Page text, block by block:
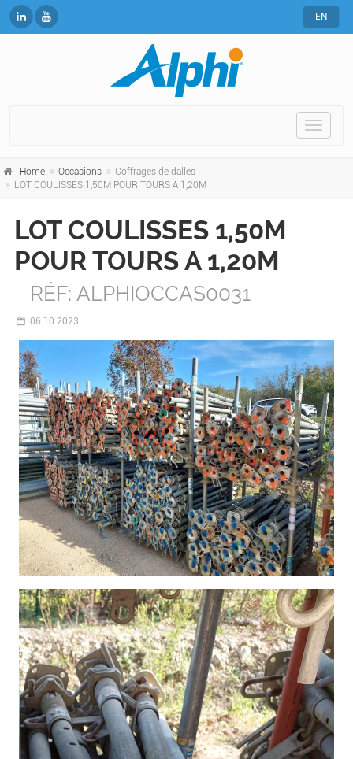
EN
Toggle
Home Occasions
Coffrages de dalles
LOT COULISSES 1,50M POUR TOURS A 1,20M
LOT COULISSES 1,50M
POUR TOURS A 1,20M
RÉF: ALPHIOCCAS0031
06 10 2023